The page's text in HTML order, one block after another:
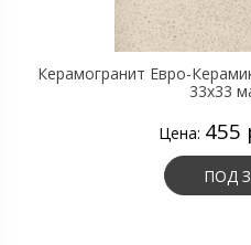
Керамогранит Евро-
33х33
Цена: 455
ПОД